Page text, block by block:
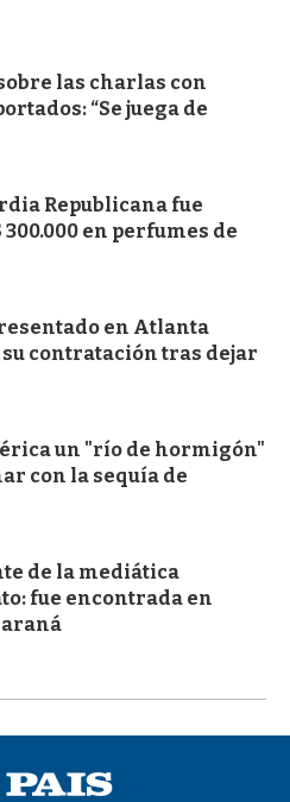
las charlas con
“Se juega de
Republicana fue
en perfumes de
en Atlanta
contratación tras dejar
un "río de hormigón"
con la sequía de
de la mediática
fue encontrada en